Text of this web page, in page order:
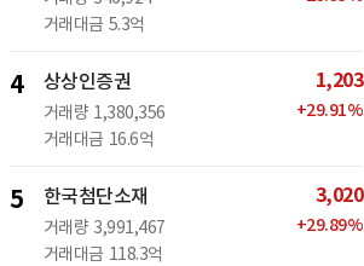
거래대금 5.3억
4 상상인증권
거래량 1,380,356
거래대금 16.6억
1,203
+29.91%
5 한국첨단소재
거래량 3,991,467
거래대금 118.3억
3,020
+29.89%